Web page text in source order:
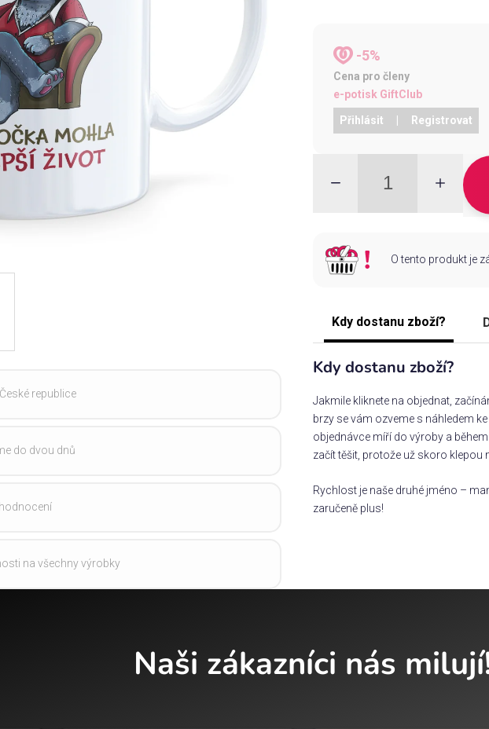
-5%
Cena pro členy
e-potisk GiftClub
Přihlásit Registrovat
O tento produkt je
Kdy dostanu zboží?
Kdy dostanu zboží?
Jakmile kliknete na objednat,
brzy se vám ozveme s náhledem
objednávce míří do výroby a
začít těšit, protože už skoro klepou
Rychlost je naše druhé jméno –
zaručeně plus!
republice
do dvou dnů
na všechny výrobky
Naši zákazníci nás